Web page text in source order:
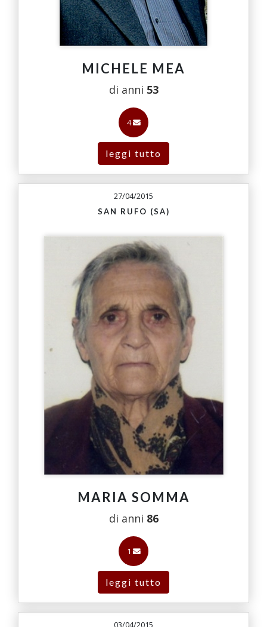
MICHELE MEA
di anni 53
4
leggi tutto
27/04/2015
SAN RUFO (SA)
MARIA SOMMA
di anni 86
1
leggi tutto